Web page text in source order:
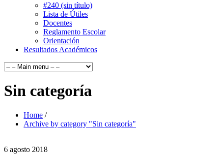
#240 (sin título)
Lista de Útiles
Docentes
Reglamento Escolar
Orientación
Resultados Académicos
Sin categoría
Home /
Archive by category "Sin categoría"
6 agosto 2018